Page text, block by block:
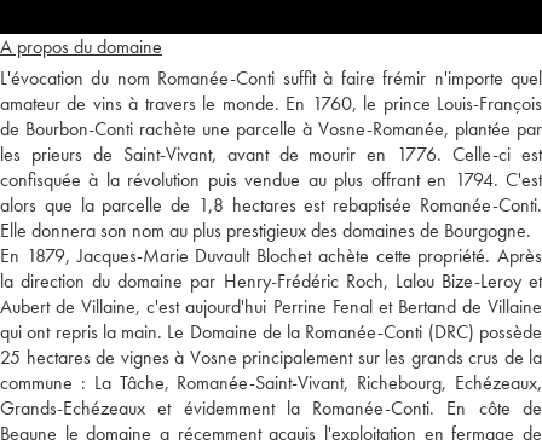
A propos du domaine
L'évocation du nom Romanée-Conti suffit à faire frémir n'importe quel
amateur de vins à travers le monde. En 1760, le prince Louis-François
de Bourbon-Conti rachète une parcelle à Vosne-Romanée, plantée par
les prieurs de Saint-Vivant, avant de mourir en 1776. Celle-ci est
confisquée à la révolution puis vendue au plus offrant en 1794. C'est
alors que la parcelle de 1,8 hectares est rebaptisée Romanée-Conti.
Elle donnera son nom au plus prestigieux des domaines de Bourgogne.
En 1879, Jacques-Marie Duvault Blochet achète cette propriété. Après
la direction du domaine par Henry-Frédéric Roch, Lalou Bize-Leroy et
Aubert de Villaine, c'est aujourd'hui Perrine Fenal et Bertand de Villaine
qui ont repris la main. Le Domaine de la Romanée-Conti (DRC) possède
25 hectares de vignes à Vosne principalement sur les grands crus de la
commune : La Tâche, Romanée-Saint-Vivant, Richebourg, Echézeaux,
Grands-Echézeaux et évidemment la Romanée-Conti. En côte de
Beaune le domaine a récemment acquis l'exploitation en fermage de